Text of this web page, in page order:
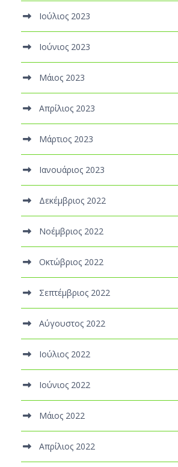
Ιούλιος 2023
Ιούνιος 2023
Μάιος 2023
Απρίλιος 2023
Μάρτιος 2023
Ιανουάριος 2023
Δεκέμβριος 2022
Νοέμβριος 2022
Οκτώβριος 2022
Σεπτέμβριος 2022
Αύγουστος 2022
Ιούλιος 2022
Ιούνιος 2022
Μάιος 2022
Απρίλιος 2022